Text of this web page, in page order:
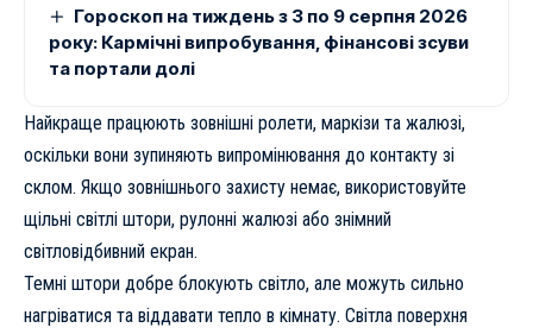
Гороскоп на тиждень з 3 по 9 серпня 2026
року: Кармічні випробування, фінансові зсуви
та портали долі
Найкраще працюють зовнішні ролети, маркізи та жалюзі,
оскільки вони зупиняють випромінювання до контакту зі
склом. Якщо зовнішнього захисту немає, використовуйте
щільні світлі штори, рулонні жалюзі або знімний
світловідбивний екран.
Темні штори добре блокують світло, але можуть сильно
нагріватися та віддавати тепло в кімнату. Світла поверхня